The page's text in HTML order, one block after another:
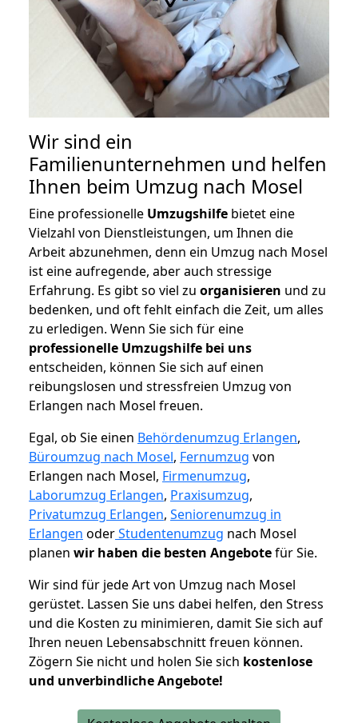
Wir sind ein
Familienunternehmen und helfen
Ihnen beim Umzug nach Mosel
Eine professionelle Umzugshilfe bietet eine
Vielzahl von Dienstleistungen, um Ihnen die
Arbeit abzunehmen, denn ein Umzug nach Mosel
ist eine aufregende, aber auch stressige
Erfahrung. Es gibt so viel zu organisieren und zu
bedenken, und oft fehlt einfach die Zeit, um alles
zu erledigen. Wenn Sie sich für eine
professionelle Umzugshilfe bei uns
entscheiden, können Sie sich auf einen
reibungslosen und stressfreien Umzug von
Erlangen nach Mosel freuen.
Egal, ob Sie einen Behördenumzug Erlangen,
Büroumzug nach Mosel, Fernumzug von
Erlangen nach Mosel, Firmenumzug,
Laborumzug Erlangen, Praxisumzug,
Privatumzug Erlangen, Seniorenumzug in
Erlangen oderStudentenumzug nach Mosel
planen wir haben die besten Angebotefür Sie.
Wir sind für jede Art von Umzug nach Mosel
gerüstet. Lassen Sie uns dabei helfen, den Stress
und die Kosten zu minimieren, damit Sie sich auf
Ihren neuen Lebensabschnitt freuen können.
Zögern Sie nicht und holen Sie sich kostenlose
und unverbindliche Angebote!